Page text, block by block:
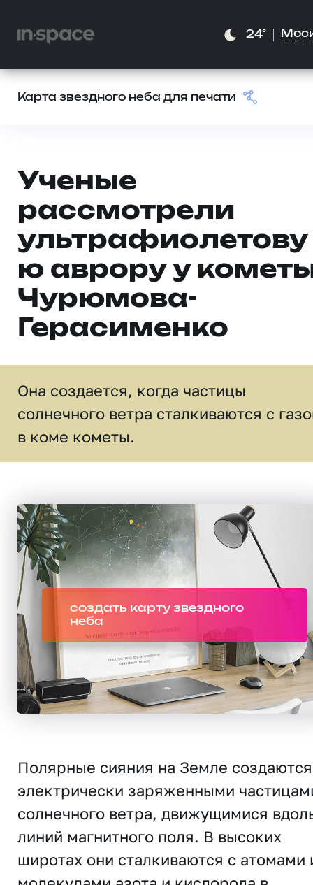
24°
Карта звездного неба для печати
Ученые
рассмотрели
ультрафиолетову
ю аврору у
Чурюмова-
Герасименко
Она создается, когда частицы
солнечного ветра сталкиваются с
в коме кометы.
создать карту звездного
неба
Полярные сияния на Земле создаются
электрически заряженными
солнечного ветра, движущимися
линий магнитного поля. В высоких
широтах они сталкиваются с атомами